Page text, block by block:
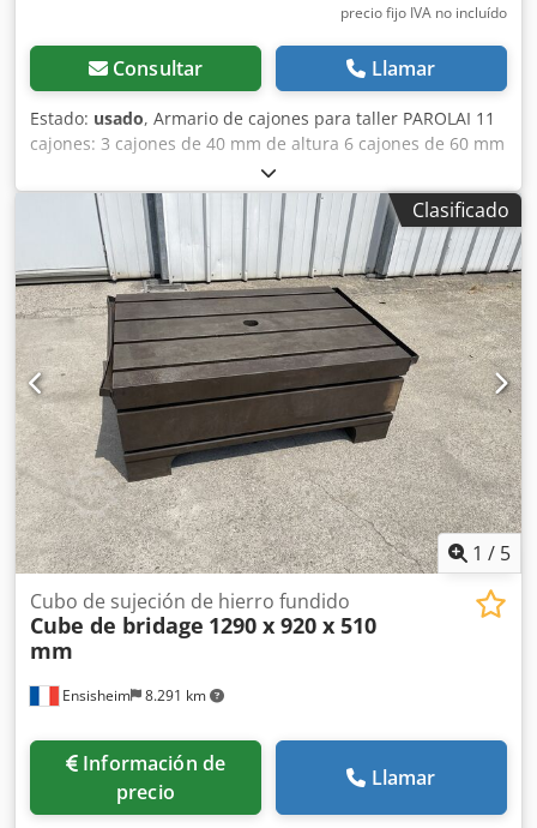
precio fijo IVA no incluído
Consultar Llamar
Estado: usado, Armario de cajones para taller PAROLAI 11
cajones: 3 cajones de 40 mm de altura 6 cajones de 60 mm
de altura Dsdpfezmxttex Aa Esck 1 cajón de 150 mm de
altura 1 cajón de 90 mm de altura Dimensiones (L x An x
Al): 910 x 720 x 1110 mm Peso: aprox. 150 kg
Clasificado
1 / 5
Ensisheim 8.291 km
Cubo de sujeción de hierro fundido
Cube de bridage 1290 x 920 x 510
mm
Información de
precio
Llamar